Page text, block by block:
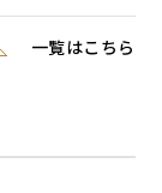
一覧はこちら